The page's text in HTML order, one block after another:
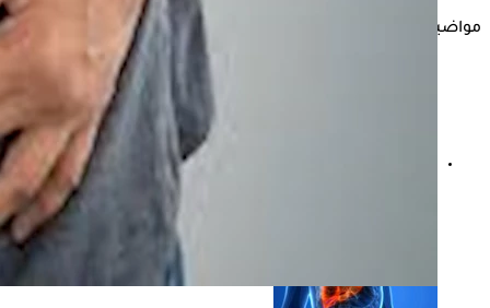
مواضيع ذات صلة
احذر- مرض يصيب الكبد بسبب النحافة "فيديوحرافيك"